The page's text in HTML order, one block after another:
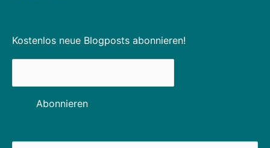
nach: